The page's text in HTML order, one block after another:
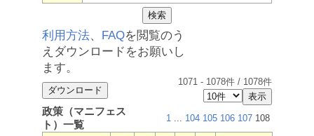
利用方法、 FAQを閲覧のう
えダウンロードをお願いし
ます。
1071 - 1078件 / 1078件
政策（マニフェス
ト）一覧
1 ... 104 105 106 107 108